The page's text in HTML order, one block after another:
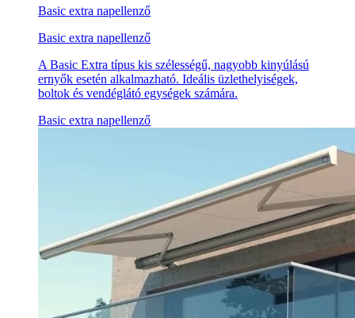
Basic extra napellenző
Basic extra napellenző
A Basic Extra típus kis szélességű, nagyobb kinyúlású
ernyők esetén alkalmazható. Ideális üzlethelyiségek,
boltok és vendéglátó egységek számára.
Basic extra napellenző